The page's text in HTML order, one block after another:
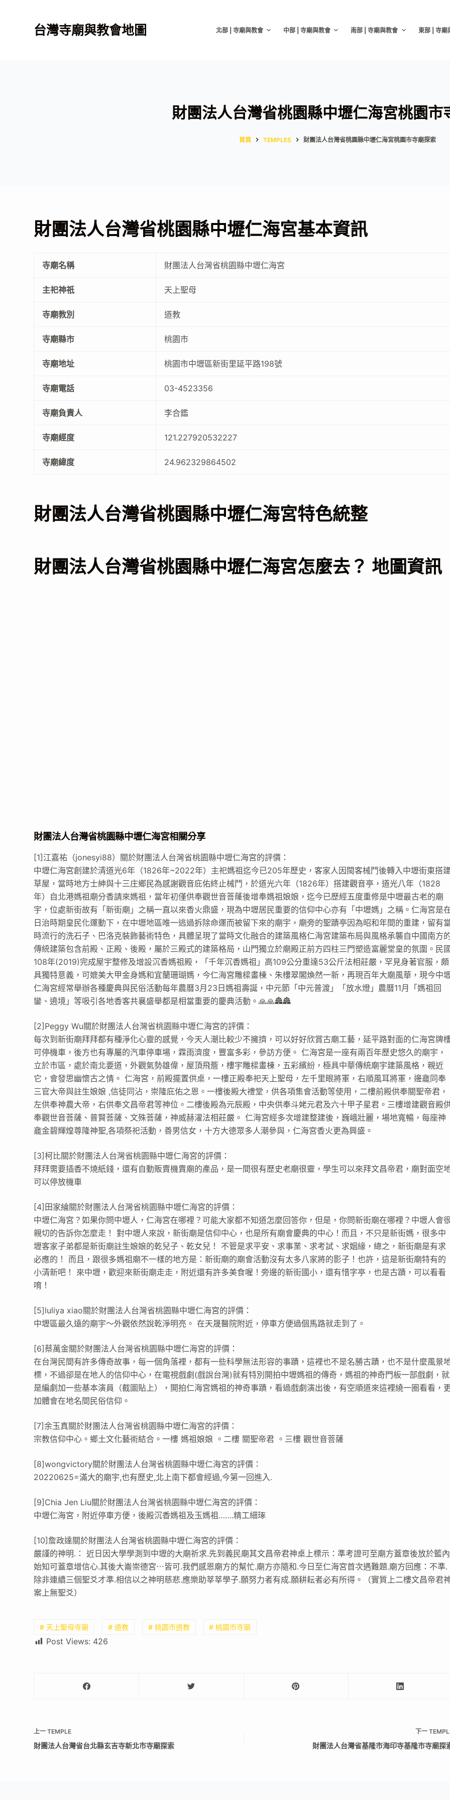
台灣寺廟與教會地圖 北部 | 寺廟與教會 中部 | 寺廟與教會 南部 | 寺廟與教會 東部 | 寺廟
財團法人台灣省桃園縣中壢仁海宮桃園市
首頁 TEMPLES 財團法人台灣省桃園縣中壢仁海宮桃園市寺廟探索
財團法人台灣省桃園縣中壢仁海宮基本資訊
寺廟名稱 財團法人台灣省桃園縣中壢仁海宮
主祀神祇 天上聖母
寺廟教別 道教
寺廟縣市 桃園市
寺廟地址 桃園市中壢區新街里延平路198號
寺廟電話 03-4523356
寺廟負責人 李合鑑
寺廟經度 121.227920532227
寺廟緯度 24.962329864502
財團法人台灣省桃園縣中壢仁海宮特色統整
財團法人台灣省桃園縣中壢仁海宮怎麼去？ 地圖資訊
財團法人台灣省桃園縣中壢仁海宮相關分享
[1]江嘉祐（jonesyi88）關於財團法人台灣省桃園縣中壢仁海宮的評價：
中壢仁海宮創建於清道光6年（1826年~2022年）主祀媽祖迄今已205年歷史，客家人因閩客械鬥後轉入中壢街東搭
草屋，當時地方士紳與十三庄鄉民為感謝觀音庇佑終止械鬥，於道光六年（1826年）搭建觀音亭，道光八年（1828
年）自北港媽祖廟分香請來媽祖，當年初僅供奉觀世音菩蕯後增奉媽祖娘娘，迄今已歷經五度重修是中壢最古老的廟
宇，位處新街故有「新街廟」之稱一直以來香火鼎盛，現為中壢居民重要的信仰中心亦有「中壢媽」之稱。仁海宮是
日治時期皇民化運動下，在中壢地區唯一逃過拆除命運而被留下來的廟宇，廟旁的聖蹟亭因為昭和年間的重建，留有
時流行的洗石子、巴洛克裝飾藝術特色，具體呈現了當時文化融合的建築風格仁海宮建築布局與風格承襲自中國南方
傳統建築包含前殿、正殿、後殿，屬於三殿式的建築格局，山門獨立於廟殿正前方四柱三門塑造富麗堂皇的氛圍。民
108年(2019)完成屋宇整修及增設沉香媽祖殿，「千年沉香媽祖」高109公分重達53公斤法相莊嚴，罕見身著官服，頗
具獨特意義，可媲美大甲金身媽和宜蘭珊瑚媽，今仁海宮雕樑畫棟、朱樓翠閣煥然一新，再現百年大廟風華，現今中
仁海宮經常舉辦各種慶典與民俗活動每年農曆3月23日媽祖壽誕，中元節「中元普渡」「放水燈」農曆11月「媽祖回
鑾、遶境」等吸引各地香客共襄盛舉都是相當重要的慶典活動。🙏🙏🏯🏯
[2]Peggy Wu關於財團法人台灣省桃園縣中壢仁海宮的評價：
每次到新街廟拜拜都有種淨化心靈的感覺，今天人潮比較少不擁擠，可以好好欣賞古廟工藝，延平路對面的仁海宮牌
可停機車，後方也有專屬的汽車停車場，霖雨濟度，豐富多彩，參訪方便。 仁海宮是一座有兩百年歷史悠久的廟宇，
立於市區，處於南北要道，外觀氣勢雄偉，屋頂飛簷，樓宇雕樑畫棟，五彩繽紛，極具中華傳統廟宇建築風格，親近
它，會發思幽懷古之情。 仁海宮，前殿擺置供桌，一樓正殿奉祀天上聖母，左千里眼將軍，右順風耳將軍，邊龕同奉
三官大帝與註生娘娘 ,信徒同沾，崇隆庇佑之恩。一樓後殿大禮堂，供各項集會活動等使用，二樓前殿供奉關聖帝君，
左供奉神農大帝，右供奉文昌帝君等神位。二樓後殿為元辰殿，中央供奉斗姥元君及六十甲子星君。三樓增建觀音殿
奉觀世音菩薩、普賢菩薩、文殊菩薩，神威赫濯法相莊嚴。 仁海宮經多次增建整建後，巍峨壯麗，場地寬暢，每座神
龕金碧輝煌尊隆神聖,各項祭祀活動，善男信女，十方大德眾多人潮參與，仁海宮香火更為興盛。
[3]柯比關於財團法人台灣省桃園縣中壢仁海宮的評價：
拜拜需要插香不燒紙錢，還有自動販賣機賣廟的產品，是一間很有歷史老廟很靈，學生可以來拜文昌帝君，廟對面空
可以停放機車
[4]田家綸關於財團法人台灣省桃園縣中壢仁海宮的評價：
中壢仁海宮？如果你問中壢人，仁海宮在哪裡？可能大家都不知道怎麼回答你，但是，你問新街廟在哪裡？中壢人會
親切的告訴你怎麼走！ 對中壢人來說，新街廟是信仰中心，也是所有廟會慶典的中心！而且，不只是新街媽，很多中
壢客家子弟都是新街廟註生娘娘的乾兒子、乾女兒！ 不管是求平安、求事業、求考試、求姻緣，總之，新街廟是有求
必應的！ 而且，跟很多媽祖廟不一樣的地方是：新街廟的廟會活動沒有太多八家將的影子！也許，這是新街廟特有的
小清新吧！ 來中壢，歡迎來新街廟走走，附近還有許多美食喔！旁邊的新街國小，還有惜字亭，也是古蹟，可以看看
唷！
[5]luliya xiao關於財團法人台灣省桃園縣中壢仁海宮的評價：
中壢區最久遠的廟宇～外觀依然說乾淨明亮。 在天晟醫院附近，停車方便過個馬路就走到了。
[6]蔡萬金關於財團法人台灣省桃園縣中壢仁海宮的評價：
在台灣民間有許多傳奇故事，每一個角落裡，都有一些科學無法形容的事蹟，這裡也不是名勝古蹟，也不是什麼風景
標，不過卻是在地人的信仰中心，在電視戲劇(戲說台灣)就有特別開拍中壢媽祖的傳奇，媽祖的神奇門板一部戲劇，就
是編劇加一些基本演員（截圖貼上），開拍仁海宮媽祖的神奇事蹟，看過戲劇演出後，有空順道來這裡繞一圈看看，
加體會在地名間民俗信仰。
[7]余玉真關於財團法人台灣省桃園縣中壢仁海宮的評價：
宗教信仰中心。鄉土文化藝術結合。一樓 媽祖娘娘 。二樓 關聖帝君 。三樓 觀世音菩薩
[8]wongvictory關於財團法人台灣省桃園縣中壢仁海宮的評價：
20220625=滿大的廟宇,也有歷史,北上南下都會經過,今第一回進入.
[9]Chia Jen Liu關於財團法人台灣省桃園縣中壢仁海宮的評價：
中壢仁海宮，附近停車方便，後殿沉香媽祖及玉媽祖…….精工細琢
[10]詹政達關於財團法人台灣省桃園縣中壢仁海宮的評價：
嚴謹的神明.： 近日因大學學測到中壢的大廟祈求.先到義民廟其文昌帝君神桌上標示：準考證可至廟方蓋章後放於籃
始知可蓋章增信心.其後大崙崇德宮⋯皆可.我們感恩廟方的幫忙.廟方亦隨和.今日至仁海宮首次遇難題.廟方回應：不準.
除非連續三個聖爻才準.相信以之神明慈悲.應樂助莘莘學子.願努力者有成.願耕耘者必有所得。（實質上二樓文昌帝君
案上無聖爻）
# 天上聖母寺廟 # 道教 # 桃園市道教 # 桃園市寺廟
Post Views: 426
上一TEMPLE
財團法人台灣省台北縣玄吉寺新北市寺廟探索
下一
財團法人台灣省基隆市海印寺基隆市寺廟探